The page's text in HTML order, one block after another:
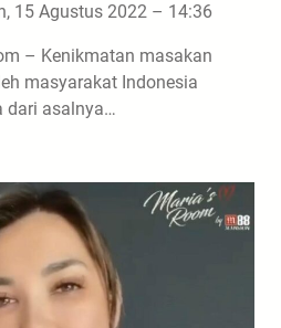
15 Agustus 2022 – 14:36
– Kenikmatan masakan
masyarakat Indonesia
dari asalnya…